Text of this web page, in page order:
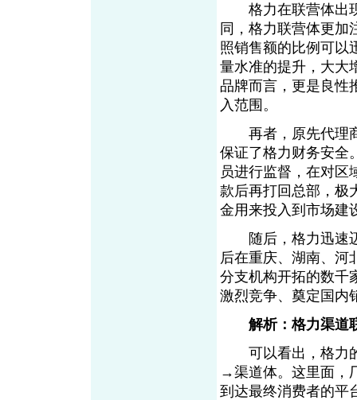
格力在联营体出现
同，格力联营体更加
照销售额的比例可以
量水准的提升，大大
品牌而言，更是良性
入范围。
再者，原先代理商
保证了格力财务安全
员进行监督，在对区
款后再打回总部，极
金用来投入到市场建
随后，格力迅速迈
后在重庆、湖南、河
分支机构开拓的数千
激烈竞争、奠定国
解析：格力渠道
可以看出，格力的
→渠道体。这里面，
到达最终消费者的平